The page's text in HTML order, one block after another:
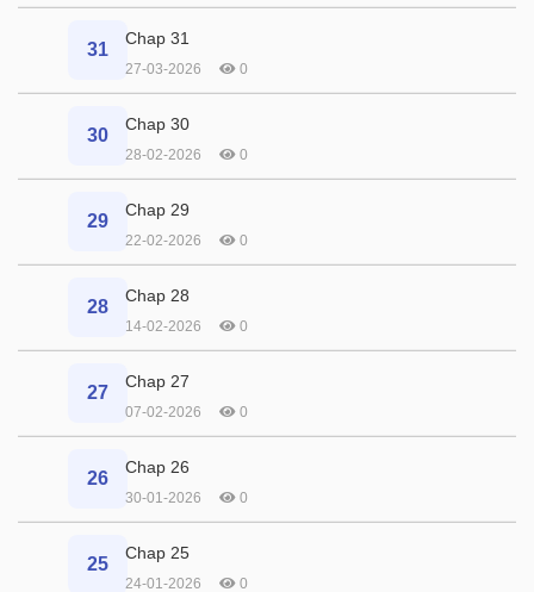
31
Chap 31
27-03-2026 0
30
Chap 30
28-02-2026 0
29
Chap 29
22-02-2026 0
28
Chap 28
14-02-2026 0
27
Chap 27
07-02-2026 0
26
Chap 26
30-01-2026 0
25
Chap 25
24-01-2026 0